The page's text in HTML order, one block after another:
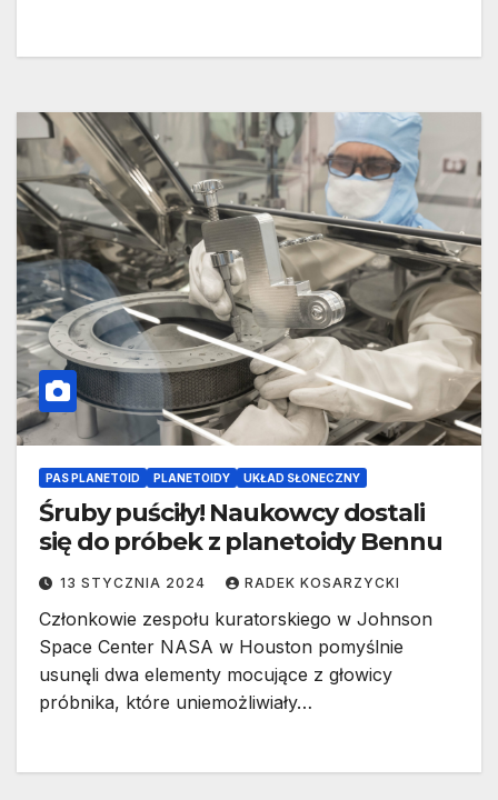
PAS PLANETOID PLANETOIDY UKŁAD SŁONECZNY
Śruby puściły! Naukowcy dostali
się do próbek z planetoidy Bennu
13 STYCZNIA 2024 RADEK KOSARZYCKI
Członkowie zespołu kuratorskiego w Johnson
Space Center NASA w Houston pomyślnie
usunęli dwa elementy mocujące z głowicy
próbnika, które uniemożliwiały…